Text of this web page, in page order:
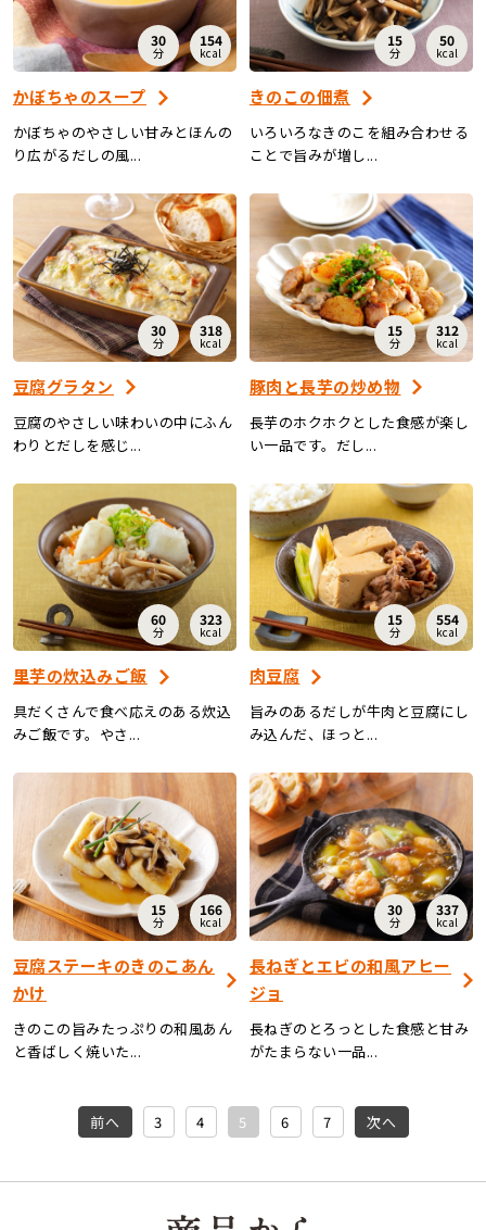
30
分
154
kcal
かぼちゃのスープ
かぼちゃのやさしい甘みとほんの
り広がるだしの風...
15
分
50
kcal
きのこの佃煮
いろいろなきのこを組み合わせる
ことで旨みが増し...
30
分
318
kcal
豆腐グラタン
豆腐のやさしい味わいの中にふん
わりとだしを感じ...
15
分
312
kcal
豚肉と長芋の炒め物
長芋のホクホクとした食感が楽し
い一品です。だし...
60
分
323
kcal
里芋の炊込みご飯
具だくさんで食べ応えのある炊込
みご飯です。やさ...
15
分
554
kcal
肉豆腐
旨みのあるだしが牛肉と豆腐にし
み込んだ、ほっと...
15
分
166
kcal
豆腐ステーキのきのこあん
かけ
きのこの旨みたっぷりの和風あん
と香ばしく焼いた...
30
分
337
kcal
長ねぎとエビの和風アヒー
ジョ
長ねぎのとろっとした食感と甘み
がたまらない一品...
前へ 3 4 5 6 7 次へ